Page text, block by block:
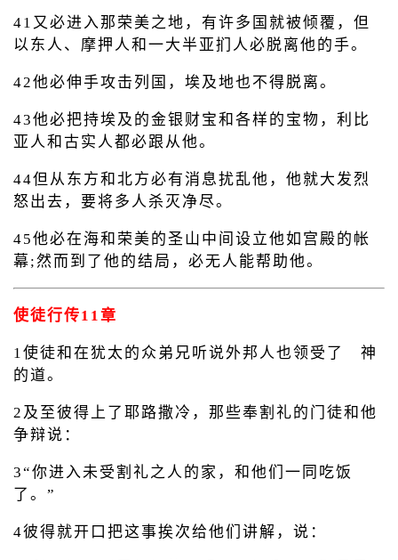
41又必进入那荣美之地，有许多国就被倾覆，但
以东人、摩押人和一大半亚扪人必脱离他的手。
42他必伸手攻击列国，埃及地也不得脱离。
43他必把持埃及的金银财宝和各样的宝物，利比
亚人和古实人都必跟从他。
44但从东方和北方必有消息扰乱他，他就大发烈
怒出去，要将多人杀灭净尽。
45他必在海和荣美的圣山中间设立他如宫殿的帐
幕;然而到了他的结局，必无人能帮助他。
使徒行传11章
1使徒和在犹太的众弟兄听说外邦人也领受了 神
的道。
2及至彼得上了耶路撒冷，那些奉割礼的门徒和他
争辩说：
3“你进入未受割礼之人的家，和他们一同吃饭
了。”
4彼得就开口把这事挨次给他们讲解，说：